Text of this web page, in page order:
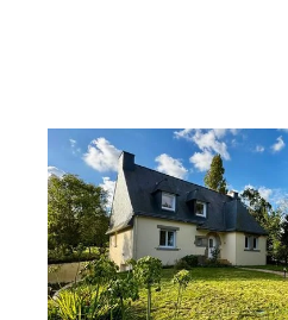
MATIGNON 22
159,68 m
, 7 pièces
Ref : 1475
Maison à vendre
670 720